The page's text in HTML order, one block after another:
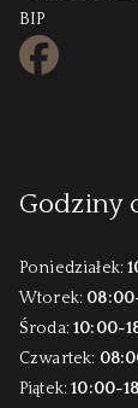
BIP
FB
Godziny
Poniedziałek:
Wtorek:
Środa:10:00-
Czwartek:
Piątek:10:00-